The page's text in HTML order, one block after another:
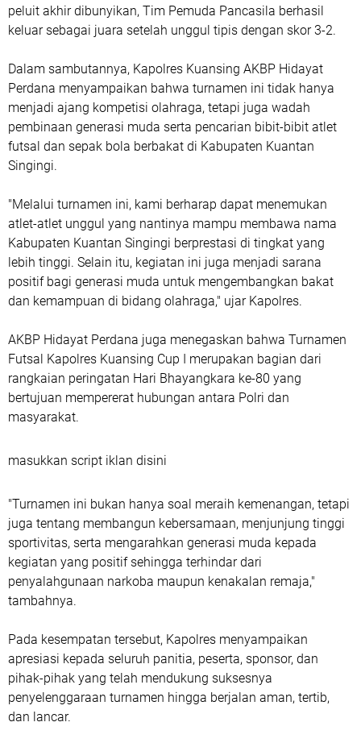
peluit akhir dibunyikan, Tim Pemuda Pancasila berhasil
keluar sebagai juara setelah unggul tipis dengan skor 3-2.
Dalam sambutannya, Kapolres Kuansing AKBP Hidayat
Perdana menyampaikan bahwa turnamen ini tidak hanya
menjadi ajang kompetisi olahraga, tetapi juga wadah
pembinaan generasi muda serta pencarian bibit-bibit atlet
futsal dan sepak bola berbakat di Kabupaten Kuantan
Singingi.
"Melalui turnamen ini, kami berharap dapat menemukan
atlet-atlet unggul yang nantinya mampu membawa nama
Kabupaten Kuantan Singingi berprestasi di tingkat yang
lebih tinggi. Selain itu, kegiatan ini juga menjadi sarana
positif bagi generasi muda untuk mengembangkan bakat
dan kemampuan di bidang olahraga," ujar Kapolres.
AKBP Hidayat Perdana juga menegaskan bahwa Turnamen
Futsal Kapolres Kuansing Cup I merupakan bagian dari
rangkaian peringatan Hari Bhayangkara ke-80 yang
bertujuan mempererat hubungan antara Polri dan
masyarakat.
masukkan script iklan disini
"Turnamen ini bukan hanya soal meraih kemenangan, tetapi
juga tentang membangun kebersamaan, menjunjung tinggi
sportivitas, serta mengarahkan generasi muda kepada
kegiatan yang positif sehingga terhindar dari
penyalahgunaan narkoba maupun kenakalan remaja,"
tambahnya.
Pada kesempatan tersebut, Kapolres menyampaikan
apresiasi kepada seluruh panitia, peserta, sponsor, dan
pihak-pihak yang telah mendukung suksesnya
penyelenggaraan turnamen hingga berjalan aman, tertib,
dan lancar.